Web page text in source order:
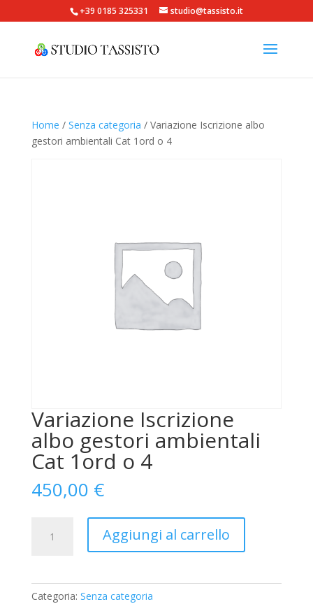
+39 0185 325331 studio@tassisto.it
Home / Senza categoria / Variazione Iscrizione albo
gestori ambientali Cat 1ord o 4
Variazione Iscrizione
albo gestori ambientali
Cat 1ord o 4
450,00 €
Iscrizione
Aggiungi al carrello
Categoria: Senza categoria